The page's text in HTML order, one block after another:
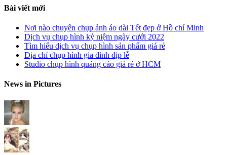
Bài viết mới
Nơi nào chuyên chụp ảnh áo dài Tết đẹp ở Hồ chí Minh
Dịch vụ chụp hình kỷ niệm ngày cưới 2022
Tìm hiểu dịch vụ chụp hình sản phẩm giá rẻ
Địa chỉ chụp hình gia đình dịp lễ
Studio chụp hình quảng cáo giá rẻ ở HCM
News in Pictures